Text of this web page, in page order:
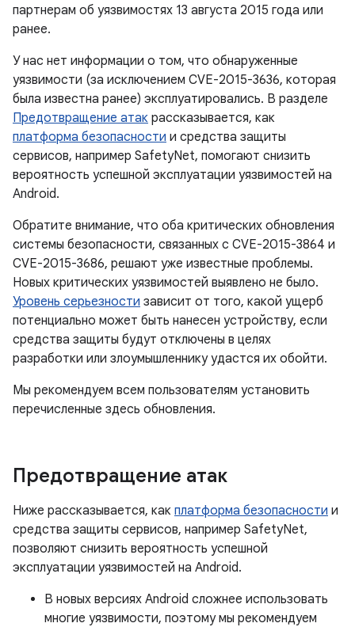
партнерам об уязвимостях 13 августа 2015 года или
ранее.
У нас нет информации о том, что обнаруженные
уязвимости (за исключением CVE-2015-3636, которая
была известна ранее) эксплуатировались. В разделе
Предотвращение атак рассказывается, как
платформа безопасности и средства защиты
сервисов, например SafetyNet, помогают снизить
вероятность успешной эксплуатации уязвимостей на
Android.
Обратите внимание, что оба критических обновления
системы безопасности, связанных с CVE-2015-3864 и
CVE-2015-3686, решают уже известные проблемы.
Новых критических уязвимостей выявлено не было.
Уровень серьезности зависит от того, какой ущерб
потенциально может быть нанесен устройству, если
средства защиты будут отключены в целях
разработки или злоумышленнику удастся их обойти.
Мы рекомендуем всем пользователям установить
перечисленные здесь обновления.
Предотвращение атак
Ниже рассказывается, как платформа безопасности и
средства защиты сервисов, например SafetyNet,
позволяют снизить вероятность успешной
эксплуатации уязвимостей на Android.
В новых версиях Android сложнее использовать
многие уязвимости, поэтому мы рекомендуем